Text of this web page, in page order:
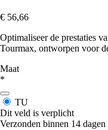
€ 56,66
Optimaliseer de prestaties
Tourmax, ontworpen voor
Maat
*
TU
Dit veld is verplicht
Verzonden binnen 14 dagen